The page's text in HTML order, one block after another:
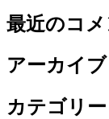
最近のコメ
アーカイブ
カテゴリー